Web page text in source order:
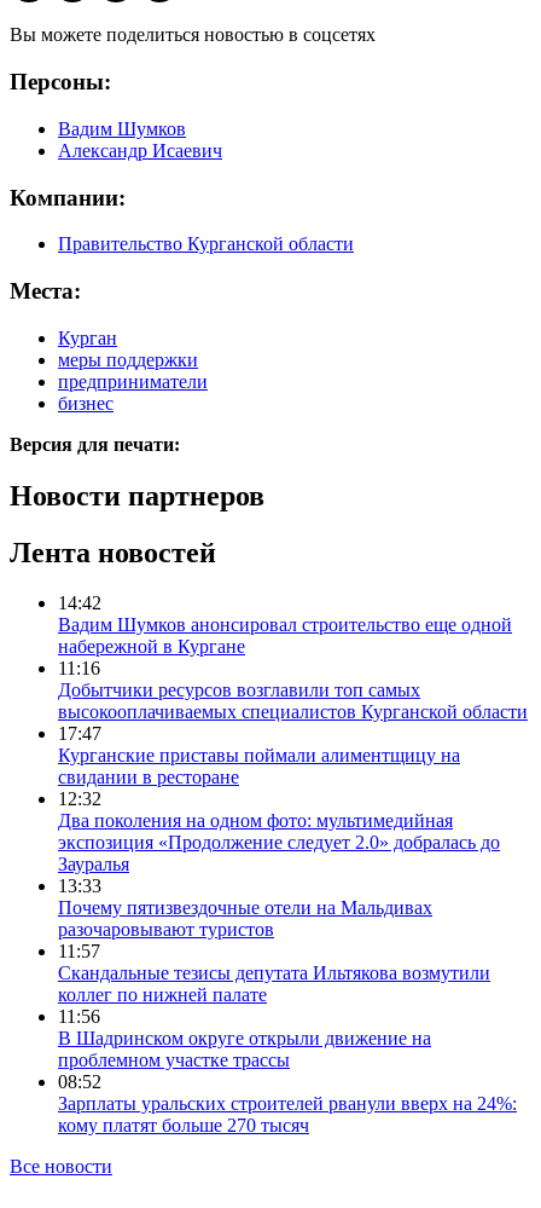
Вы можете поделиться новостью в соцсетях
Персоны:
Вадим Шумков
Александр Исаевич
Компании:
Правительство Курганской области
Места:
Курган
меры поддержки
предприниматели
бизнес
Версия для печати:
Новости партнеров
Лента новостей
14:42
Вадим Шумков анонсировал строительство еще одной
набережной в Кургане
11:16
Добытчики ресурсов возглавили топ самых
высокооплачиваемых специалистов Курганской области
17:47
Курганские приставы поймали алиментщицу на
свидании в ресторане
12:32
Два поколения на одном фото: мультимедийная
экспозиция «Продолжение следует 2.0» добралась до
Зауралья
13:33
Почему пятизвездочные отели на Мальдивах
разочаровывают туристов
11:57
Скандальные тезисы депутата Ильтякова возмутили
коллег по нижней палате
11:56
В Шадринском округе открыли движение на
проблемном участке трассы
08:52
Зарплаты уральских строителей рванули вверх на 24%:
кому платят больше 270 тысяч
Все новости